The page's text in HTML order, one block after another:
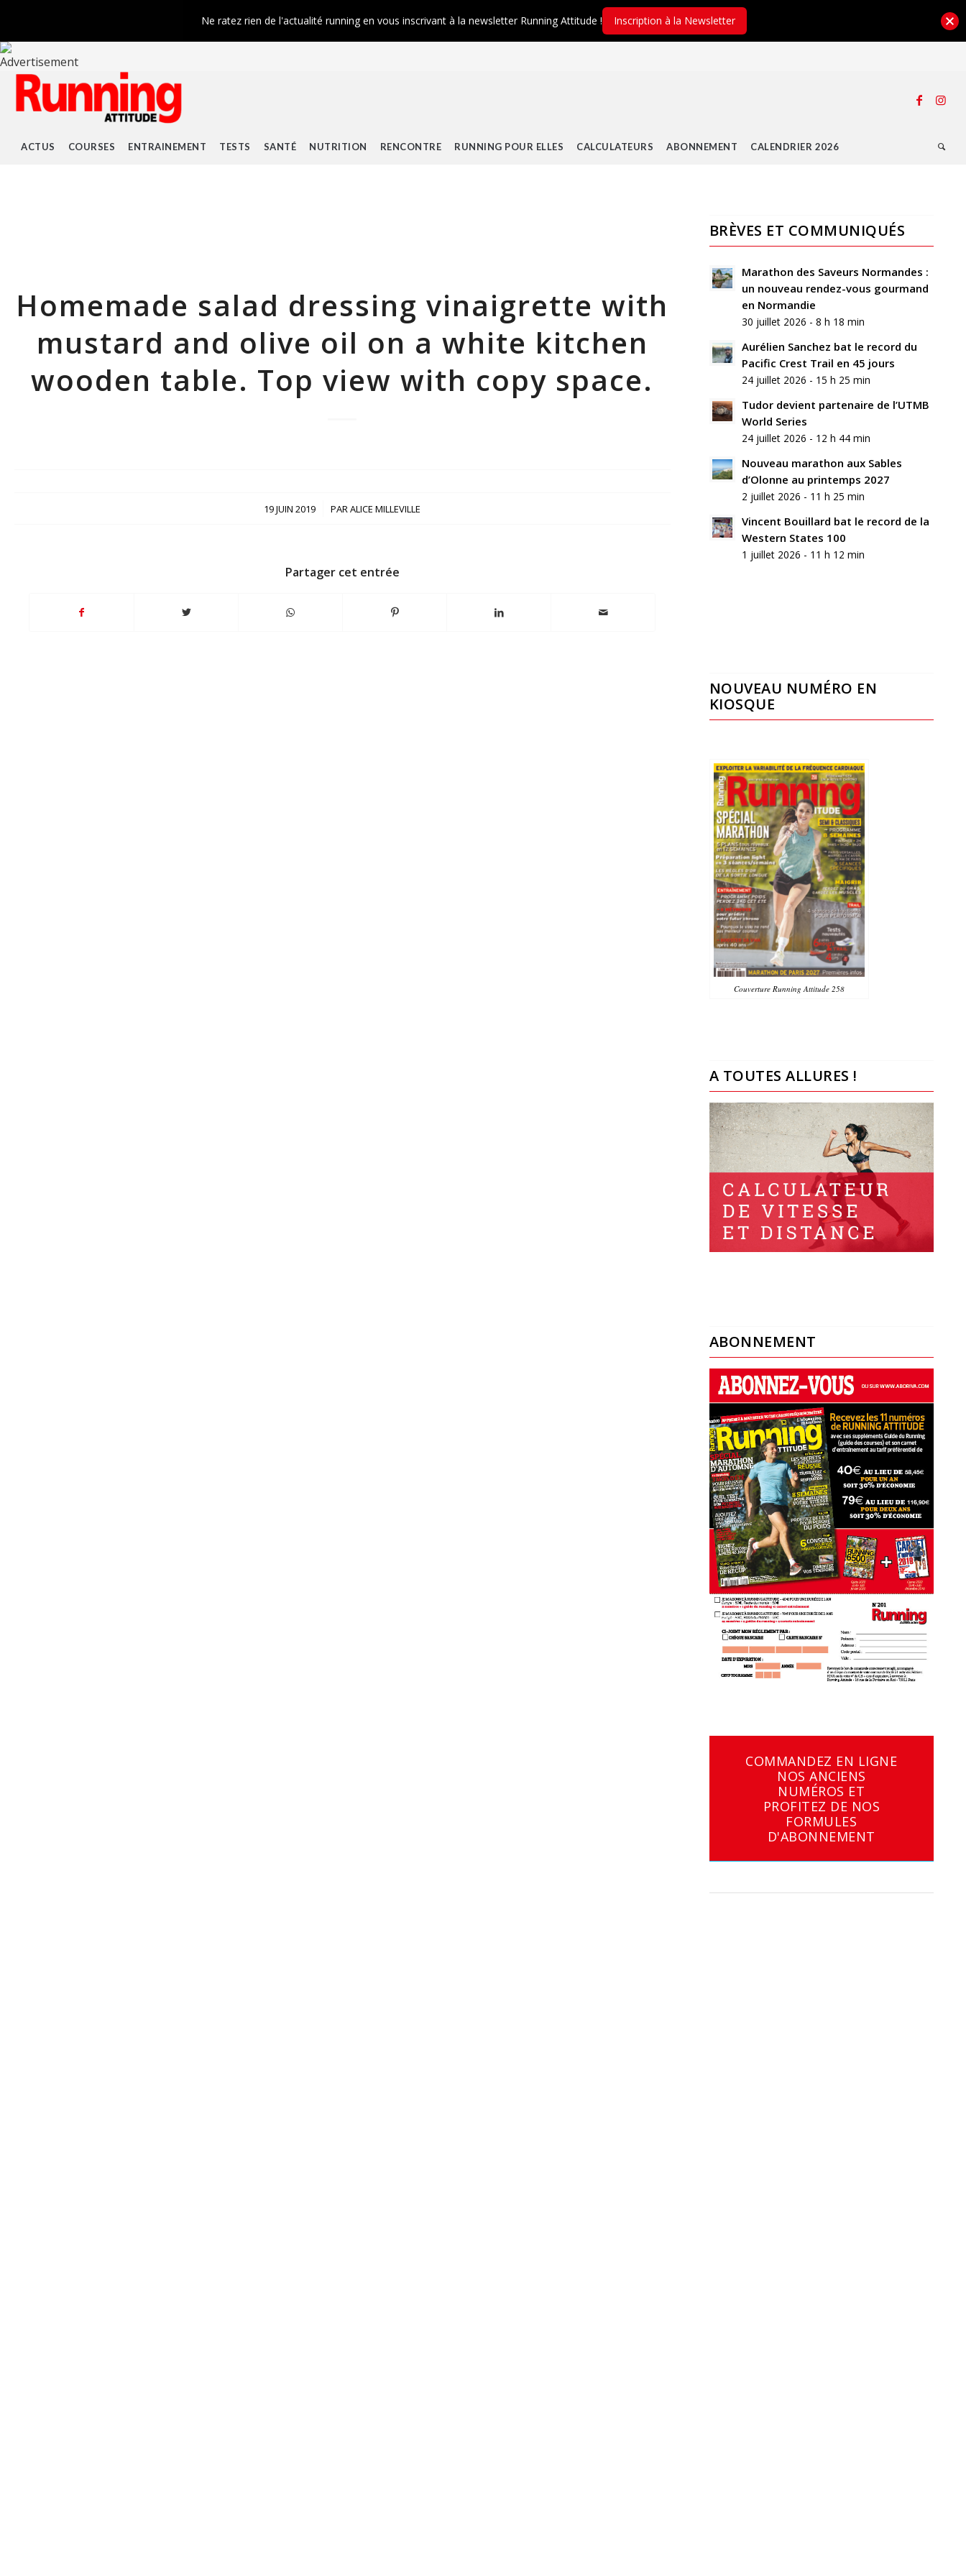
ACTUS COURSES ENTRAINEMENT TESTS SANTÉ NUTRITION RENCONTRE RUNNING POUR ELLES CALCULATEURS ABONNEMENT CALENDRIER 2026
Homemade salad dressing vinaigrette with
mustard and olive oil on a white kitchen
wooden table. Top view with copy space.
19 JUIN 2019
/ PARALICE MILLEVILLE
Partager cet entrée
BRÈVES ET COMMUNIQUÉS
Marathon des Saveurs Normandes :
un nouveau rendez-vous gourmand
en Normandie
30 juillet 2026 - 8 h 18 min
Aurélien Sanchez bat le record du
Pacific Crest Trail en 45 jours
24 juillet 2026 - 15 h 25 min
Tudor devient partenaire de l’UTMB
World Series
24 juillet 2026 - 12 h 44 min
Nouveau marathon aux Sables
d’Olonne au printemps 2027
2 juillet 2026 - 11 h 25 min
Vincent Bouillard bat le record de la
Western States 100
1 juillet 2026 - 11 h 12 min
NOUVEAU NUMÉRO EN
KIOSQUE
Couverture Running Attitude 258
A TOUTES ALLURES !
ABONNEMENT
COMMANDEZ EN LIGNE
NOS ANCIENS
NUMÉROS ET
PROFITEZ DE NOS
FORMULES
D'ABONNEMENT
Ne ratez rien de l'actualité running en vous inscrivant à la newsletter Running Attitude ! Inscription à la Newsletter